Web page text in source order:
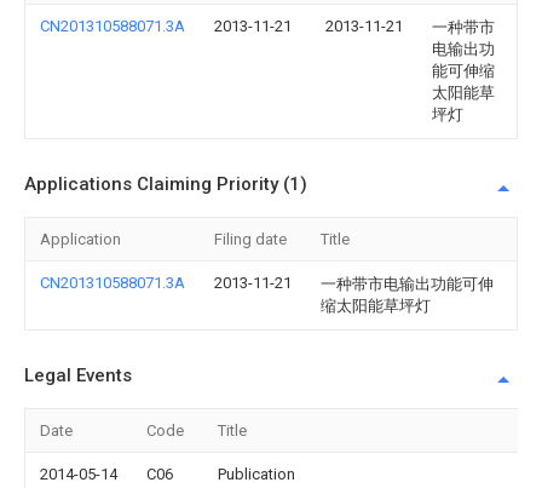
CN201310588071.3A 2013-11-21 2013-11-21
一种带市
电输出功
能可伸缩
太阳能草
坪灯
Applications Claiming Priority (1)
Application Filing date Title
CN201310588071.3A 2013-11-21
一种带市电输出功能可伸
缩太阳能草坪灯
Legal Events
Date Code Title
2014-05-14 C06 Publication